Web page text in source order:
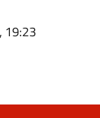
19:23